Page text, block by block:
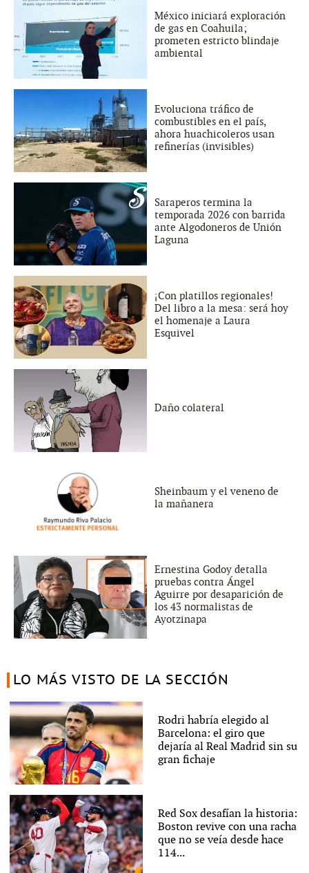
México iniciará exploración
de gas en Coahuila;
prometen estricto blindaje
ambiental
Evoluciona tráfico de
combustibles en el país,
ahora huachicoleros usan
refinerías (invisibles)
Saraperos termina la
temporada 2026 con barrida
ante Algodoneros de Unión
Laguna
¡Con platillos regionales!
Del libro a la mesa: será hoy
el homenaje a Laura
Esquivel
Daño colateral
Sheinbaum y el veneno de
la mañanera
Ernestina Godoy detalla
pruebas contra Ángel
Aguirre por desaparición de
los 43 normalistas de
Ayotzinapa
LO MÁS VISTO DE LA SECCIÓN
Rodri habría elegido al
Barcelona: el giro que
dejaría al Real Madrid sin su
gran fichaje
Red Sox desafían la historia:
Boston revive con una racha
que no se veía desde hace
114...